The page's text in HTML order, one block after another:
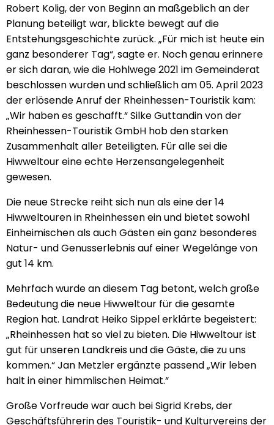
Robert Kolig, der von Beginn an maßgeblich an der
Planung beteiligt war, blickte bewegt auf die
Entstehungsgeschichte zurück. „Für mich ist heute ein
ganz besonderer Tag“, sagte er. Noch genau erinnere
er sich daran, wie die Hohlwege 2021 im Gemeinderat
beschlossen wurden und schließlich am 05. April 2023
der erlösende Anruf der Rheinhessen-Touristik kam:
„Wir haben es geschafft.“ Silke Guttandin von der
Rheinhessen-Touristik GmbH hob den starken
Zusammenhalt aller Beteiligten. Für alle sei die
Hiwweltour eine echte Herzensangelegenheit
gewesen.
Die neue Strecke reiht sich nun als eine der 14
Hiwweltouren in Rheinhessen ein und bietet sowohl
Einheimischen als auch Gästen ein ganz besonderes
Natur- und Genusserlebnis auf einer Wegelänge von
gut 14 km.
Mehrfach wurde an diesem Tag betont, welch große
Bedeutung die neue Hiwweltour für die gesamte
Region hat. Landrat Heiko Sippel erklärte begeistert:
„Rheinhessen hat so viel zu bieten. Die Hiwweltour ist
gut für unseren Landkreis und die Gäste, die zu uns
kommen.“ Jan Metzler ergänzte passend „Wir leben
halt in einer himmlischen Heimat.“
Große Vorfreude war auch bei Sigrid Krebs, der
Geschäftsführerin des Touristik- und Kulturvereins der